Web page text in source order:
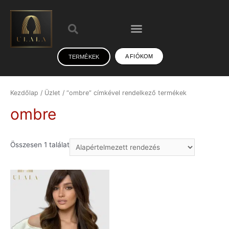
TERMÉKEK A FIÓKOM
Kezdőlap / Üzlet / “ombre” címkével rendelkező termékek
ombre
Összesen 1 találat